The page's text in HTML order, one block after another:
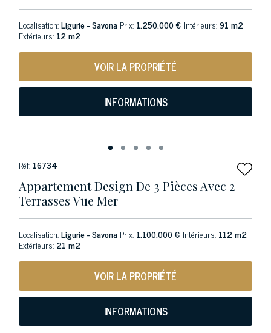
Localisation:Ligurie - Savona Prix: 1.250.000 € Intérieurs:91 m2
Extérieurs: 12 m2
VOIR LA PROPRIÉTÉ
INFORMATIONS
Réf: 16734
Appartement Design De 3 Pièces Avec 2
Terrasses Vue Mer
Localisation:Ligurie - Savona Prix: 1.100.000 € Intérieurs: 112 m2
Extérieurs: 21 m2
VOIR LA PROPRIÉTÉ
INFORMATIONS